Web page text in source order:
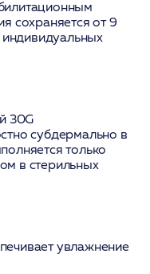
сохраняется от 9
индивидуальных
30G
субдермально в
только
в стерильных
увлажнение